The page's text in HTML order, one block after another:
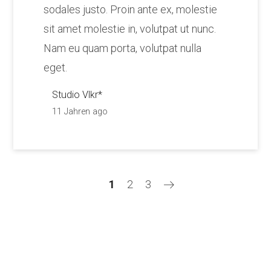
sodales justo. Proin ante ex, molestie
sit amet molestie in, volutpat ut nunc.
Nam eu quam porta, volutpat nulla
eget.
Studio Vlkr*
11 Jahren ago
1 2 3